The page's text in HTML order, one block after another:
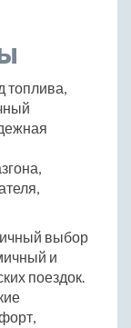
выбор
и
поездок.